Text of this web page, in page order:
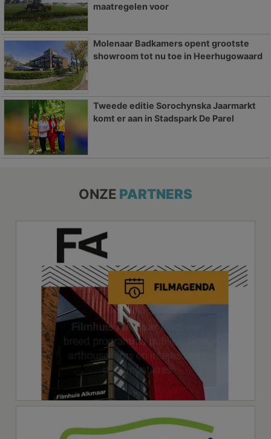
maatregelen voor
Molenaar Badkamers opent grootste
showroom tot nu toe in Heerhugowaard
Tweede editie Sorochynska Jaarmarkt
komt er aan in Stadspark De Parel
ONZE PARTNERS